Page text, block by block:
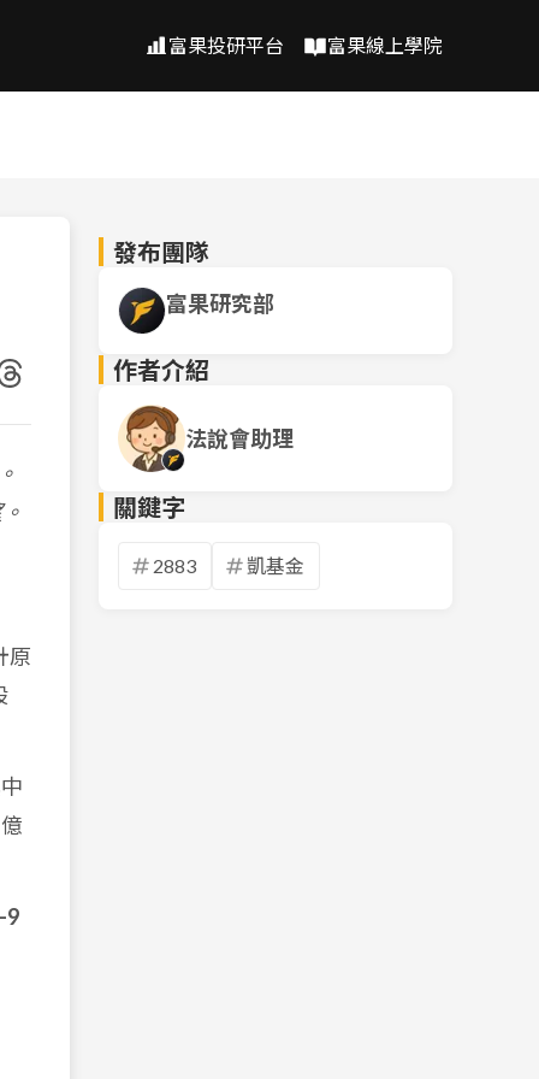
富果投研平台 富果線上學院
原
9
發布團隊
富果研究部
作者介紹
法說會助理
關鍵字
2883 凱基金